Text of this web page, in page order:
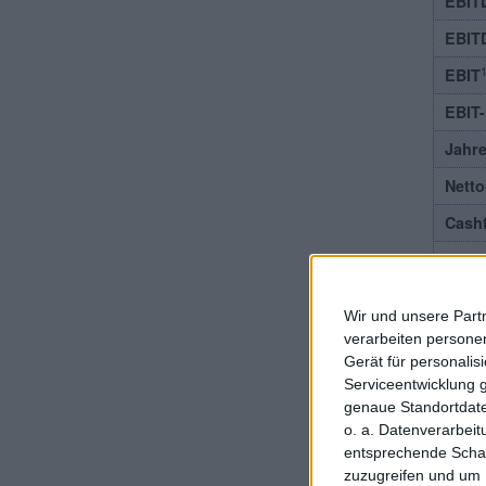
Wir und unsere
verarbeiten
Gerät für
Serviceentwicklung
genaue
o. a.
entsprechende
zuzugreifen und um
EBIT
Nicht